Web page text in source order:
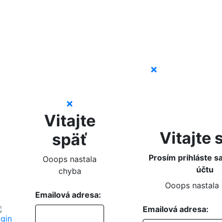
Vitajte
späť
Ooops nastala
chyba
Emailová adresa:
Vitajte
Prosím prihláste
účtu
Ooops nastala
Emailová adresa: